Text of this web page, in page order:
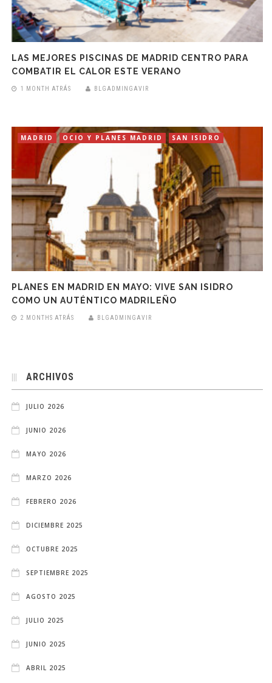
LAS MEJORES PISCINAS DE MADRID CENTRO PARA
COMBATIR EL CALOR ESTE VERANO
1 MONTH ATRÁS BLGADMINGAVIR
MADRID OCIO Y PLANES MADRID SAN ISIDRO
PLANES EN MADRID EN MAYO: VIVE SAN ISIDRO
COMO UN AUTÉNTICO MADRILEÑO
2 MONTHS ATRÁS BLGADMINGAVIR
ARCHIVOS
JULIO 2026
JUNIO 2026
MAYO 2026
MARZO 2026
FEBRERO 2026
DICIEMBRE 2025
OCTUBRE 2025
SEPTIEMBRE 2025
AGOSTO 2025
JULIO 2025
JUNIO 2025
ABRIL 2025